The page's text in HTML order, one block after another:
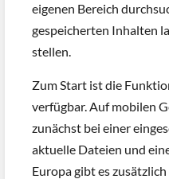
eigenen Bereich
gespeicherten Inhalten
stellen.
Zum Start ist die
verfügbar. Auf mobilen
zunächst bei einer
aktuelle Dateien und
Europa gibt es